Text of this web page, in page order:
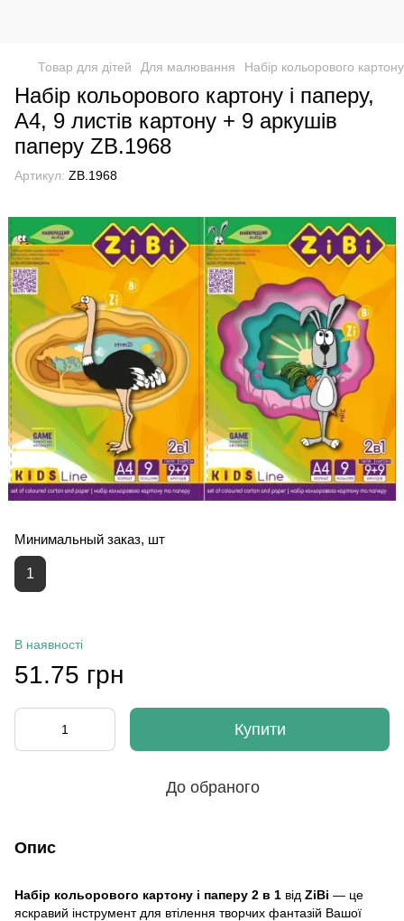
Товар для дітей Для малювання Набір кольорового
Набір кольорового картону і паперу,
А4, 9 листів картону + 9 аркушів
паперу ZB.1968
Артикул: ZB.1968
Минимальный заказ, шт
1
В наявності
51.75 грн
Купити
До обраного
Опис
Набір кольорового картону і паперу 2 в 1 від ZiBi — це
яскравий інструмент для втілення творчих фантазій Вашої